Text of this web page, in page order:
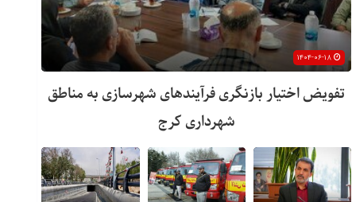
تفویض اختیار بازنگری فرآیندهای شهرسازی به مناطق
شهرداری کرج